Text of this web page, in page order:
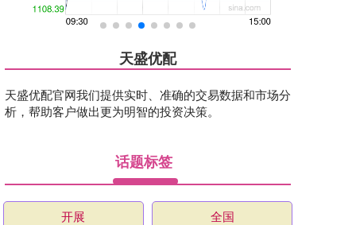
天盛优配
天盛优配官网我们提供实时、准确的交易数据和市场分
析，帮助客户做出更为明智的投资决策。
话题标签
开展 全国